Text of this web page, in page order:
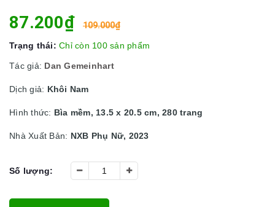
87.200₫ 109.000₫
Trạng thái: Chỉ còn 100 sản phẩm
Tác giả: Dan Gemeinhart
Dịch giả: Khôi Nam
Hình thức: Bìa mềm, 13.5 x 20.5 cm, 280 trang
Nhà Xuất Bản: NXB Phụ Nữ, 2023
Số lượng: